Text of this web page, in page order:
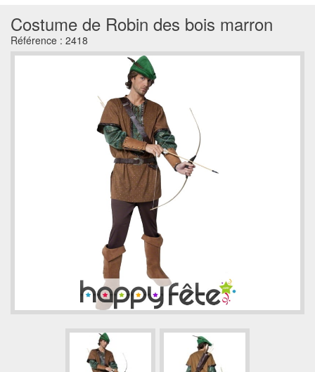
Costume de Robin des bois marron
Référence : 2418